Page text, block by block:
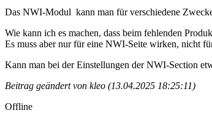
Das NWI-Modul kann man für verschiedene
Wie kann ich es machen, dass beim fehlenden
Es muss aber nur für eine NWI-Seite wirken, nicht
Kann man bei der Einstellungen der NWI-Section
Beitrag geändert von kleo (13.04.2025 18:25:11)
Offline